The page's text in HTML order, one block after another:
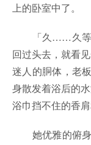
上的卧室中了。
「久……久等了
回过头去，就看
迷人的胴体，老
身散发着浴后的水
浴巾挡不住的香
她优雅的俯身